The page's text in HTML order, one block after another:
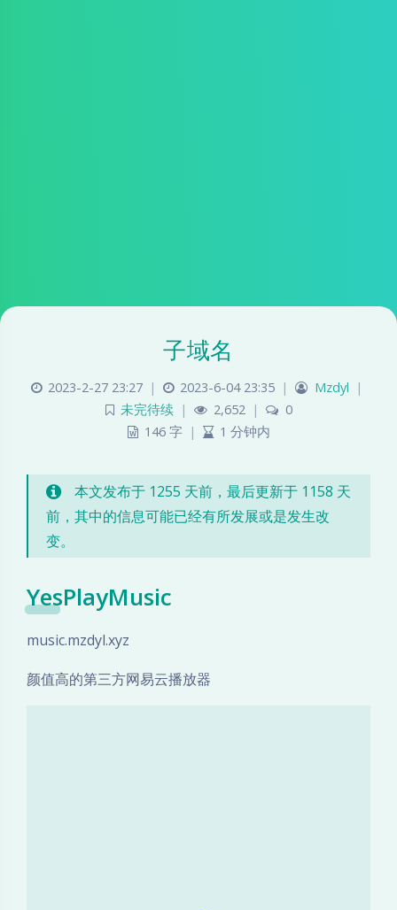
子域名
2023-2-27 23:27 | 2023-6-04 23:35 | Mzdyl
|
未完待续
| 2,652 |
0
146 字
| 1 分钟内
本文发布于 1255 天前，最后更新于 1158 天
前，其中的信息可能已经有所发展或是发生改
变。
YesPlayMusic
music.mzdyl.xyz
颜值高的第三方网易云播放器